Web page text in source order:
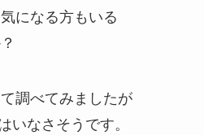
になる方もいる
調べてみましたが
いなさそうです。